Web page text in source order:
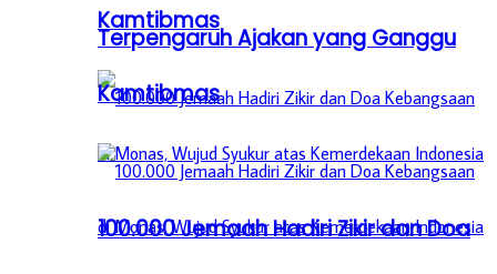
Kamtibmas
100.000 Jemaah Hadiri Zikir dan Doa
Terpengaruh Ajakan yang Ganggu
Kamtibmas